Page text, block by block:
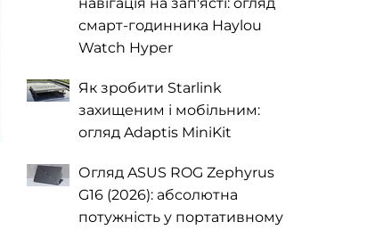
смарт-годинника Haylou
Watch Hyper
Як зробити Starlink
захищеним і мобільним:
огляд Adaptis MiniKit
Огляд ASUS ROG Zephyrus
G16 (2026): абсолютна
потужність у портативному